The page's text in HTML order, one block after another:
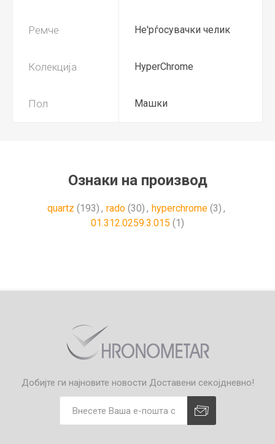
Ремче Не'рѓосувачки челик
Колекција HyperChrome
Пол Машки
Ознаки на производ
quartz (193) , rado (30) , hyperchrome (3) ,
01.312.0259.3.015 (1)
Добијте ги најновите новости Доставени секојдневно!